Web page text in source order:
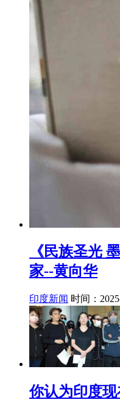
《民族圣光
家--黄向华
印度新闻 时间：
你认为印度